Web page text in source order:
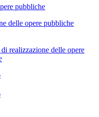
pubbliche
delle opere pubbliche
realizzazione delle opere